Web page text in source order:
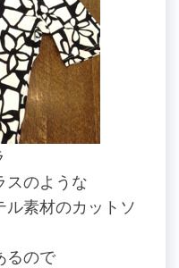
スのような
素材のカットソ
るので